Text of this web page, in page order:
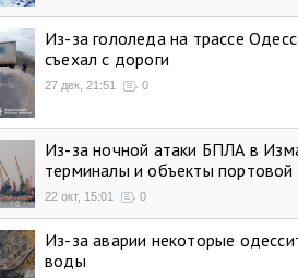
Из-за гололеда на трассе
съехал с дороги
27 дек, 21:51 0
Из-за ночной атаки БПЛА в
терминалы и объекты портовой
22 окт, 15:01 0
Из-за аварии некоторые
воды